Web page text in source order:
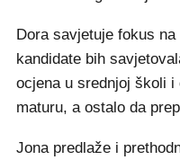
Dora savjetuje fokus
kandidate bih
ocjena u srednjoj školi
maturu, a ostalo da
Jona predlaže i